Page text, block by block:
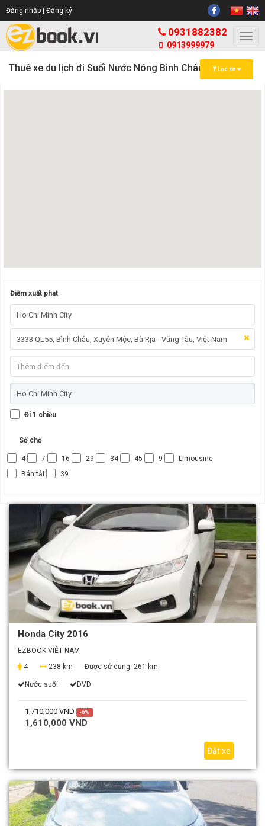
Đăng nhập | Đăng ký
0931882382
0913999979
Thuê xe du lịch đi Suối Nước Nóng Bình Châu Lọc xe
Điểm xuất phát
Đi 1 chiều
Số chỗ
4 7 16 29 34 45 9
Limousine
Bán tải
39
Honda City 2016
EZBOOK VIỆT NAM
4
238 km Được sử dụng: 261 km
Nước suối DVD
1,710,000 VND -6%
1,610,000 VND
Đặt xe